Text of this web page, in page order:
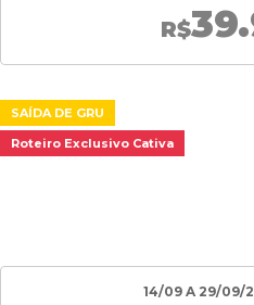
R$
SAÍDA DE GRU
Roteiro Exclusivo Cativa
14/09 A 29/09/